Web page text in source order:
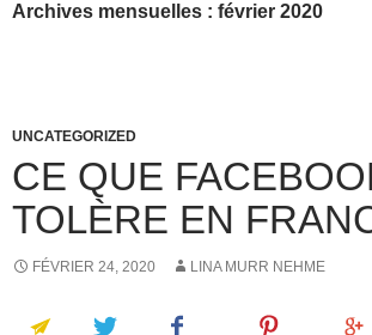
Archives mensuelles : février 2020
UNCATEGORIZED
CE QUE
TOLÈRE EN
FÉVRIER 24, 2020 LINA MURR NEHME